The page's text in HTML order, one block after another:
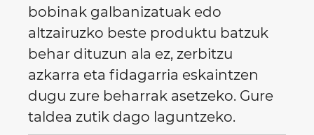
bobinak galbanizatuak edo
altzairuzko beste produktu batzuk
behar dituzun ala ez, zerbitzu
azkarra eta fidagarria eskaintzen
dugu zure beharrak asetzeko. Gure
taldea zutik dago laguntzeko.